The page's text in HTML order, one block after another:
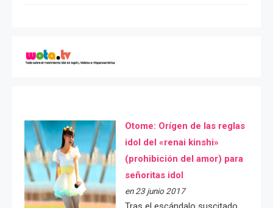
Otome: Orígen de las reglas
idol del «renai kinshi»
(prohibición del amor) para
señoritas idol
en 23 junio 2017